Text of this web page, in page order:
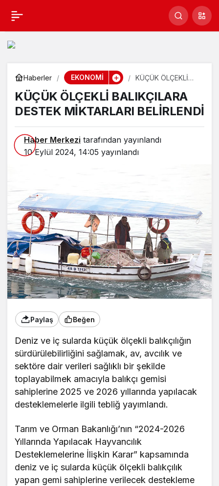
Haberler EKONOMİ
KÜÇÜK ÖLÇEKLİ
DESTEK
MİKTARLARI
BELİRLENDİ
KÜÇÜK ÖLÇEKLİ BALIKÇILARA
DESTEK MİKTARLARI BELİRLENDİ
Haber Merkezi tarafından yayınlandı
10 Eylül 2024, 14:05 yayınlandı
Paylaş Beğen
Deniz ve iç sularda küçük ölçekli balıkçılığın
sürdürülebilirliğini sağlamak, av, avcılık ve
sektöre dair verileri sağlıklı bir şekilde
toplayabilmek amacıyla balıkçı gemisi
sahiplerine 2025 ve 2026 yıllarında yapılacak
desteklemelerle ilgili tebliğ yayımlandı.
Tarım ve Orman Bakanlığı’nın “2024-2026
Yıllarında Yapılacak Hayvancılık
Desteklemelerine İlişkin Karar” kapsamında
deniz ve iç sularda küçük ölçekli balıkçılık
yapan gemi sahiplerine verilecek destekleme
KÜÇÜK ÖLÇEKLİ
BALIKÇILARA DESTEK
Paylaş